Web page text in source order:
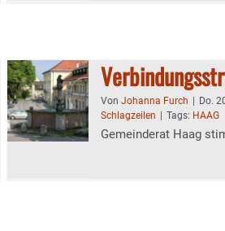
Von Johanna Furch Do.
Schlagzeilen
Tags: HAAG
Gemeinderat Haag